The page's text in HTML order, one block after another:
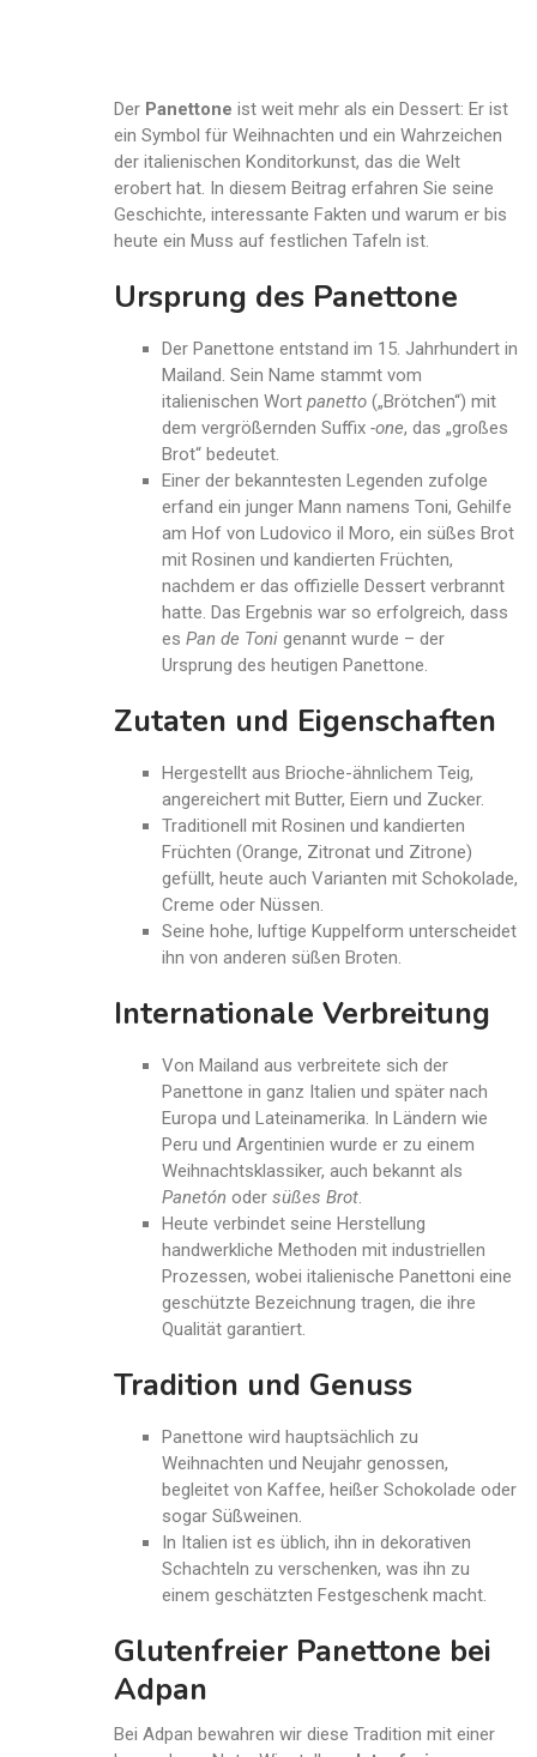
Der Panettone ist weit mehr als ein Dessert: Er ist
ein Symbol für Weihnachten und ein Wahrzeichen
der italienischen Konditorkunst, das die Welt
erobert hat. In diesem Beitrag erfahren Sie seine
Geschichte, interessante Fakten und warum er bis
heute ein Muss auf festlichen Tafeln ist.
Ursprung des Panettone
Der Panettone entstand im 15. Jahrhundert in
Mailand. Sein Name stammt vom
italienischen Wort panetto („Brötchen“) mit
dem vergrößernden Suffix -one, das „großes
Brot“ bedeutet.
Einer der bekanntesten Legenden zufolge
erfand ein junger Mann namens Toni, Gehilfe
am Hof von Ludovico il Moro, ein süßes Brot
mit Rosinen und kandierten Früchten,
nachdem er das offizielle Dessert verbrannt
hatte. Das Ergebnis war so erfolgreich, dass
es Pan de Toni genannt wurde – der
Ursprung des heutigen Panettone.
Zutaten und Eigenschaften
Hergestellt aus Brioche-ähnlichem Teig,
angereichert mit Butter, Eiern und Zucker.
Traditionell mit Rosinen und kandierten
Früchten (Orange, Zitronat und Zitrone)
gefüllt, heute auch Varianten mit Schokolade,
Creme oder Nüssen.
Seine hohe, luftige Kuppelform unterscheidet
ihn von anderen süßen Broten.
Internationale Verbreitung
Von Mailand aus verbreitete sich der
Panettone in ganz Italien und später nach
Europa und Lateinamerika. In Ländern wie
Peru und Argentinien wurde er zu einem
Weihnachtsklassiker, auch bekannt als
Panetón oder süßes Brot.
Heute verbindet seine Herstellung
handwerkliche Methoden mit industriellen
Prozessen, wobei italienische Panettoni eine
geschützte Bezeichnung tragen, die ihre
Qualität garantiert.
Tradition und Genuss
Panettone wird hauptsächlich zu
Weihnachten und Neujahr genossen,
begleitet von Kaffee, heißer Schokolade oder
sogar Süßweinen.
In Italien ist es üblich, ihn in dekorativen
Schachteln zu verschenken, was ihn zu
einem geschätzten Festgeschenk macht.
Glutenfreier Panettone bei
Adpan
Bei Adpan bewahren wir diese Tradition mit einer